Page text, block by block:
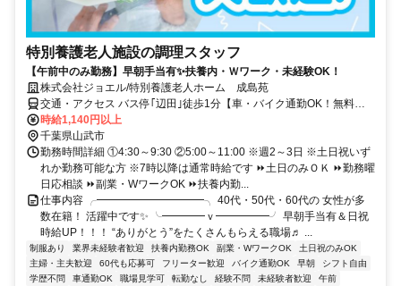
特別養護老人施設の調理スタッフ
【午前中のみ勤務】早朝手当有✨扶養内・Ｗワーク・未経験OK！
株式会社ジョエル/特別養護老人ホーム 成島苑
交通・アクセス バス停｢辺田｣徒歩1分【車・バイク通勤OK！無料駐
車場あり✨】交通費規定支給
時給1,140円以上
千葉県山武市
勤務時間詳細 ①4:30～9:30 ②5:00～11:00 ※週2～3日 ※土日祝いず
れか勤務可能な方 ※7時以降は通常時給です ⏩土日のみＯＫ ⏩勤務曜
日応相談 ⏩副業・WワークOK ⏩扶養内勤...
仕事内容 ╭━━━━━━━━━━╮ 40代・50代・60代の 女性が多
数在籍！ 活躍中です✨ ╰━━━━ｖ━━━━━╯ 早朝手当有＆日祝
時給UP！！！ “ありがとう”をたくさんもらえる職場♬ ...
制服あり 業界未経験者歓迎 扶養内勤務OK 副業・WワークOK
土日祝のみOK
主婦・主夫歓迎
60代も応募可 フリーター歓迎 バイク通勤OK 早朝
シフト自由
学歴不問
車通勤OK 職場見学可 転勤なし 経験不問 未経験者歓迎
午前